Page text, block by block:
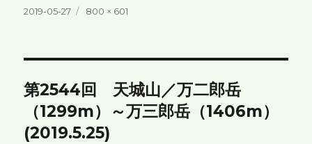
投
2019-05-27
フ
800 × 601
稿
ナ
第2544回 天城山／万二郎岳
（1299m）～万三郎岳（1406m）
(2019.5.25)